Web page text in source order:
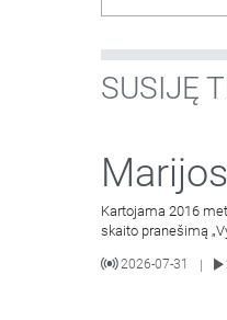
SUSIJĘ
Kartojama 2016
skaito pranešimą
2026-07-31 |